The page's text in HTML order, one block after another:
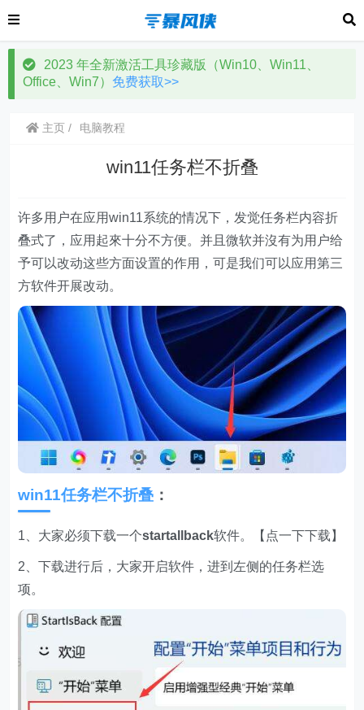
2023 年全新激活工具珍藏版（Win10、Win11、
Office、Win7） 免费获取>>
主页 电脑教程
win11任务栏不折叠
许多用户在应用win11系统的情况下，发觉任务栏内容折
叠式了，应用起來十分不方便。并且微软并沒有为用户给
予可以改动这些方面设置的作用，可是我们可以应用第三
方软件开展改动。
win11任务栏不折叠 ：
1、大家必须下载一个startallback软件。【点一下下载】
2、下载进行后，大家开启软件，进到左侧的任务栏选
项。